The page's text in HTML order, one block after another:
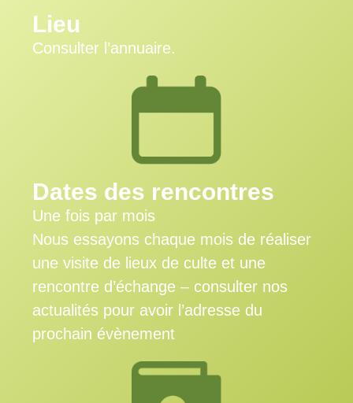
Lieu
Consulter l’annuaire.
Dates des rencontres
Une fois par mois
Nous essayons chaque mois de réaliser
une visite de lieux de culte et une
rencontre d’échange – consulter nos
actualités pour avoir l’adresse du
prochain évènement